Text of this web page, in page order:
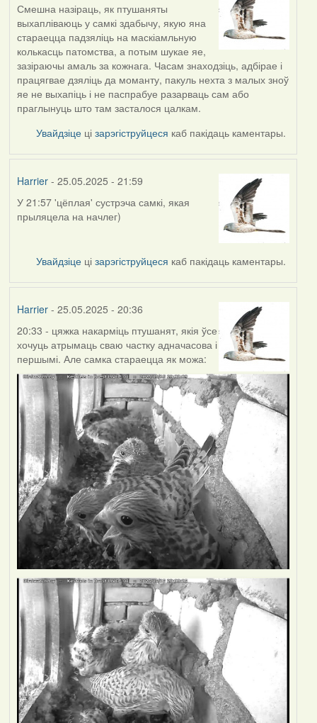
Смешна назіраць, як птушаняты
выхапліваюць у самкі здабычу, якую яна
стараецца падзяліць на маскіамльную
колькасць патомства, а потым шукае яе,
зазіраючы амаль за кожнага. Часам знаходзіць, адбірае і
працягвае дзяліць да моманту, пакуль нехта з малых зноў
яе не выхапіць і не паспрабуе разарваць сам або
праглынуць што там засталося цалкам.
Увайдзіце цізарэгіструйцеся каб пакідаць каментары.
Harrier- 25.05.2025 - 21:59
У 21:57 'цёплая' сустрэча самкі, якая
прыляцела на начлег)
Увайдзіце цізарэгіструйцеся каб пакідаць каментары.
Harrier- 25.05.2025 - 20:36
20:33 - цяжка накарміць птушанят, якія ўсе
хочуць атрымаць сваю частку адначасова і
першымі. Але самка стараецца як можа: